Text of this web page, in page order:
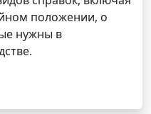
положении, о
нужны в